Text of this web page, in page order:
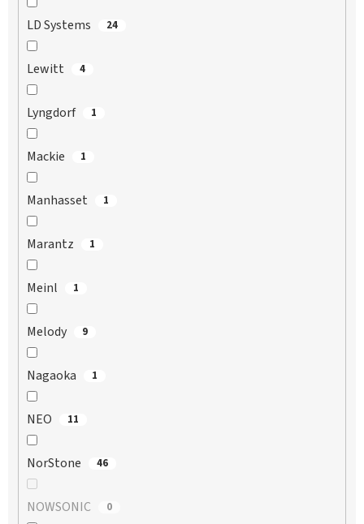
LD Systems 24
Lewitt 4
Lyngdorf 1
Mackie 1
Manhasset 1
Marantz 1
Meinl 1
Melody 9
Nagaoka 1
NEO 11
NorStone 46
NOWSONIC 0